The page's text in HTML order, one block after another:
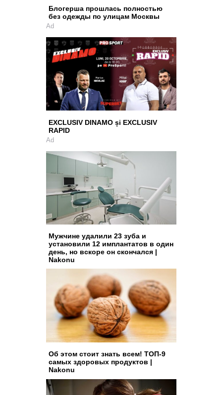
Блогерша прошлась полностью
без одежды по улицам Москвы
Ad
EXCLUSIV DINAMO și EXCLUSIV
RAPID
Ad
Мужчине удалили 23 зуба и
установили 12 имплантатов в один
день, но вскоре он скончался |
Nakonu
Об этом стоит знать всем! ТОП-9
самых здоровых продуктов |
Nakonu